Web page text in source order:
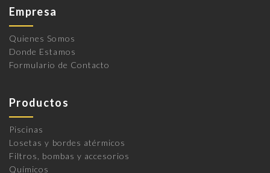
Empresa
Quienes Somos
Donde Estamos
Formulario de Contacto
Productos
Piscinas
Losetas y bordes atérmicos
Filtros, bombas y accesorios
Químicos